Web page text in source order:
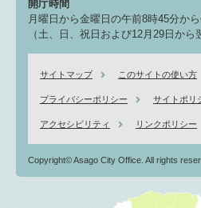
開庁時間
月曜日から金曜日の午前8時45分か
（土、日、祝日および12月29日から
サイトマップ このサイトの使い方
プライバシーポリシー サイトポリ
アクセシビリティ リンクポリシー
Copyright© Asago City Office. All rights